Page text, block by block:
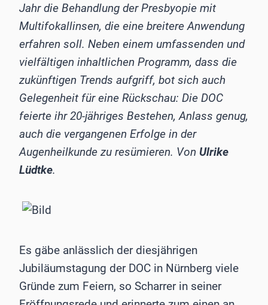
Jahr die Behandlung der Presbyopie mit
Multifokallinsen, die eine breitere Anwendung
erfahren soll. Neben einem umfassenden und
vielfältigen inhaltlichen Programm, dass die
zukünftigen Trends aufgriff, bot sich auch
Gelegenheit für eine Rückschau: Die DOC
feierte ihr 20-jähriges Bestehen, Anlass genug,
auch die vergangenen Erfolge in der
Augenheilkunde zu resümieren. Von Ulrike
Lüdtke.
Es gäbe anlässlich der diesjährigen
Jubiläumstagung der DOC in Nürnberg viele
Gründe zum Feiern, so Scharrer in seiner